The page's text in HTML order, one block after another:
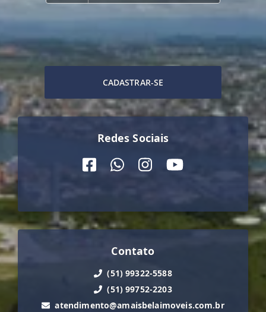
CADASTRAR-SE
Redes Sociais
Contato
(51) 99322-5588
(51) 99752-2203
atendimento@amaisbelaimoveis.com.br